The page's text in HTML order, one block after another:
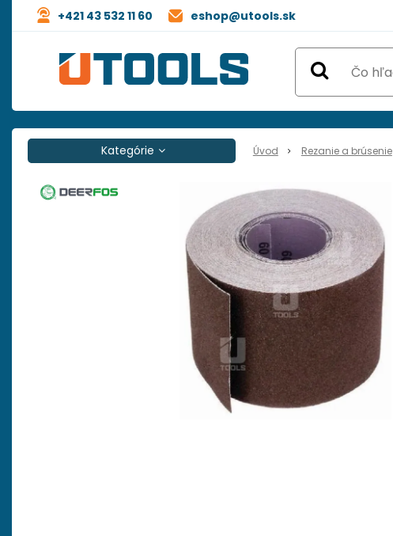
eshop@utools.sk
+421 43 532 11 60
Úvod Rezanie a brúsenie
Kategórie